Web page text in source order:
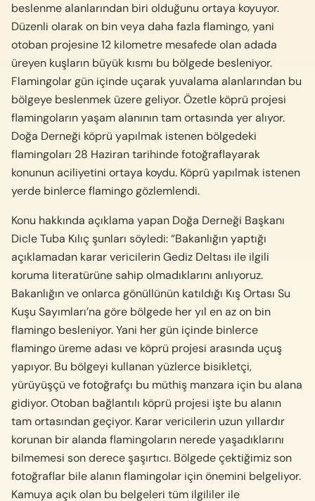
beslenme alanlarından biri olduğunu ortaya koyuyor.
Düzenli olarak on bin veya daha fazla flamingo, yani
otoban projesine 12 kilometre mesafede olan adada
üreyen kuşların büyük kısmı bu bölgede besleniyor.
Flamingolar gün içinde uçarak yuvalama alanlarından bu
bölgeye beslenmek üzere geliyor. Özetle köprü projesi
flamingoların yaşam alanının tam ortasında yer alıyor.
Doğa Derneği köprü yapılmak istenen bölgedeki
flamingoları 28 Haziran tarihinde fotoğraflayarak
konunun aciliyetini ortaya koydu. Köprü yapılmak istenen
yerde binlerce flamingo gözlemlendi.
Konu hakkında açıklama yapan Doğa Derneği Başkanı
Dicle Tuba Kılıç şunları söyledi: “Bakanlığın yaptığı
açıklamadan karar vericilerin Gediz Deltası ile ilgili
koruma literatürüne sahip olmadıklarını anlıyoruz.
Bakanlığın ve onlarca gönüllünün katıldığı Kış Ortası Su
Kuşu Sayımları’na göre bölgede her yıl en az on bin
flamingo besleniyor. Yani her gün içinde binlerce
flamingo üreme adası ve köprü projesi arasında uçuş
yapıyor. Bu bölgeyi kullanan yüzlerce bisikletçi,
yürüyüşçü ve fotoğrafçı bu müthiş manzara için bu alana
gidiyor. Otoban bağlantılı köprü projesi işte bu alanın
tam ortasından geçiyor. Karar vericilerin uzun yıllardır
korunan bir alanda flamingoların nerede yaşadıklarını
bilmemesi son derece şaşırtıcı. Bölgede çektiğimiz son
fotoğraflar bile alanın flamingolar için önemini belgeliyor.
Kamuya açık olan bu belgeleri tüm ilgililer ile